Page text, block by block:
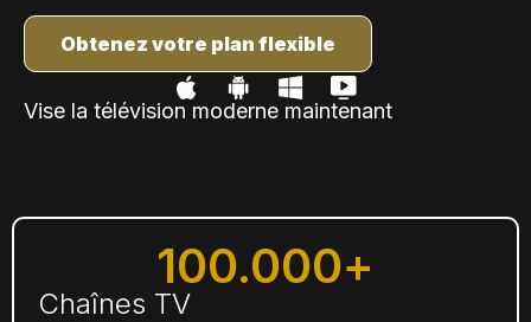
Obtenez votre plan flexible
Vise la télévision moderne maintenant
100.000+
Chaînes TV